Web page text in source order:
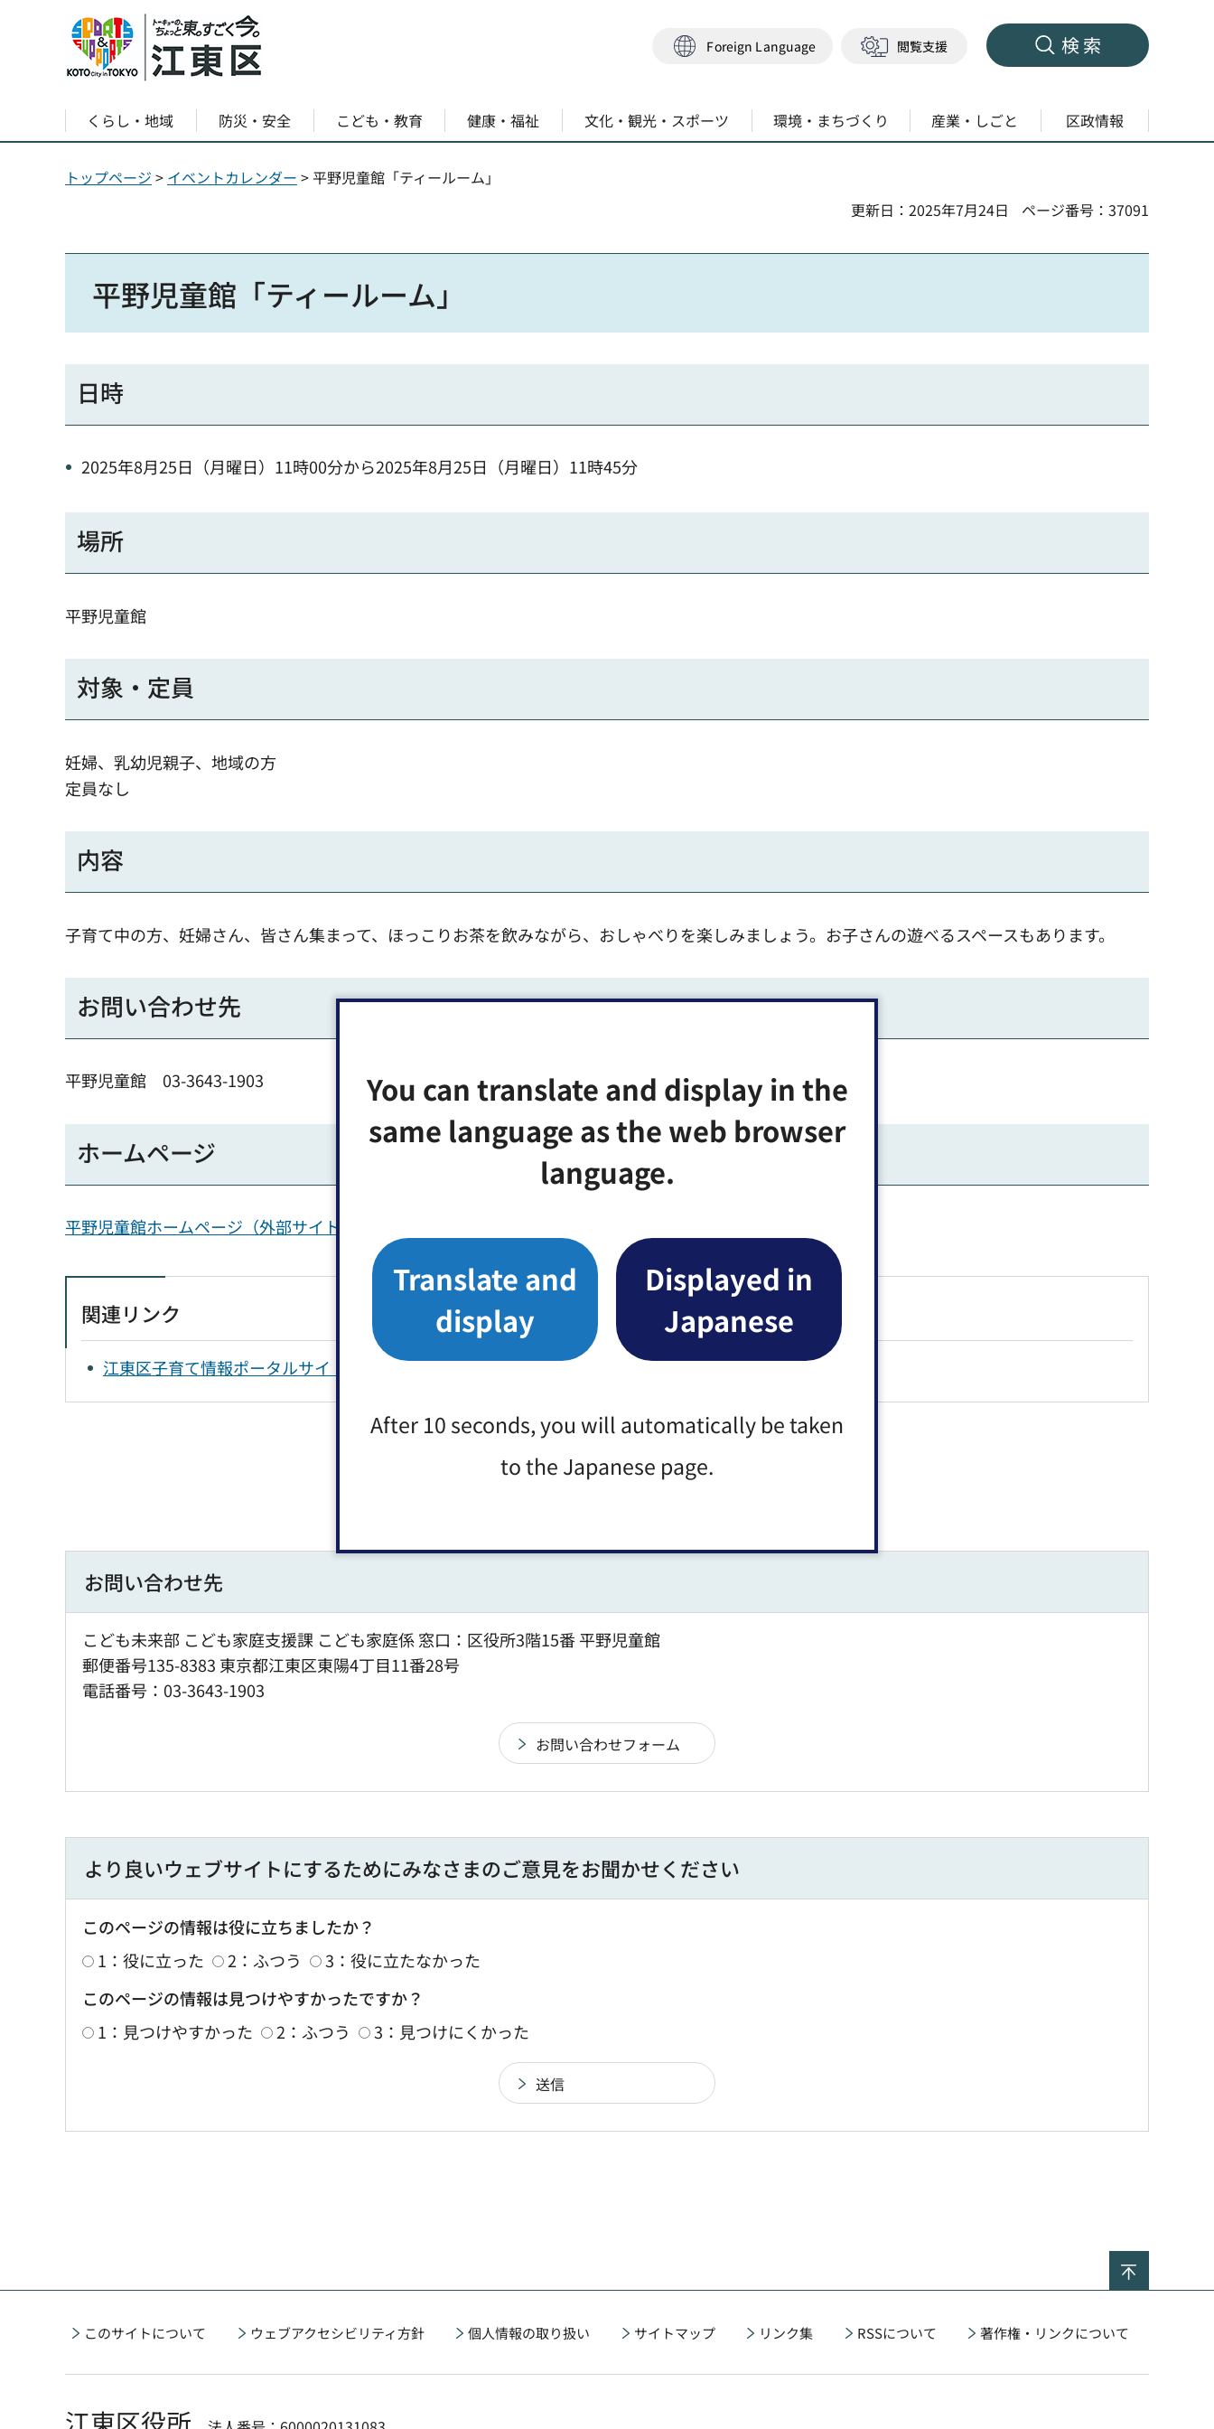
You can translate and display in the
same language as the web browser
language.
Translate and
display
Displayed in
Japanese
After 10 seconds, you will automatically be taken
to the Japanese page.
Foreign Language 閲覧支援 検索
くらし・地域 防災・安全 こども・教育 健康・福祉 文化・観光・スポーツ 環境・まちづくり 産業・しごと 区政情報
トップページ > イベントカレンダー > 平野児童館「ティールーム」
更新日：2025年7月24日
ページ番号：37091
平野児童館「ティールーム」
日時
2025年8月25日（月曜日）11時00分から2025年8月25日（月曜日）11時45分
場所
平野児童館
対象・定員
妊婦、乳幼児親子、地域の方
定員なし
内容
子育て中の方、妊婦さん、皆さん集まって、ほっこりお茶を飲みながら、おしゃべりを楽しみましょう。お子さんの遊べるスペースもあります。
お問い合わせ先
平野児童館 03-3643-1903
ホームページ
平野児童館ホームページ（外部サイトへリンク）（別ウィンドウで開きます）
関連リンク
江東区子育て情報ポータルサイト（外部サイトへリンク）（別ウィンドウで開きます）
Google Mapsで開く
お問い合わせ先
こども未来部 こども家庭支援課 こども家庭係 窓口：区役所3階15番 平野児童館
郵便番号135-8383 東京都江東区東陽4丁目11番28号
電話番号：03-3643-1903
より良いウェブサイトにするためにみなさまのご意見をお聞かせください
このページの情報は役に立ちましたか？
1：役に立った
2：ふつう
3：役に立たなかった
このページの情報は見つけやすかったですか？
1：見つけやすかった
2：ふつう 3：見つけにくかった
このサイトについて ウェブアクセシビリティ方針 個人情報の取り扱い サイトマップ リンク集 RSSについて 著作権・リンクについて
江東区役所